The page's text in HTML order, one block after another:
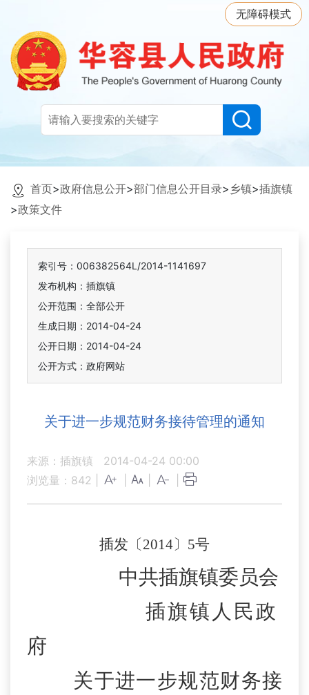
无障碍模式
首页>政府信息公开>部门信息公开目录> 乡镇>插旗镇
>政策文件
索引号：006382564L/2014-1141697
发布机构：插旗镇
公开范围：全部公开
生成日期：2014-04-24
公开日期：2014-04-24
公开方式：政府网站
关于进一步规范财务接待管理的通知
来源：插旗镇
2014-04-24 00:00
浏览量： 842
插发〔2014〕 5号
中共插旗镇委员会
插旗镇人民政
府
关于进一步规范财务接